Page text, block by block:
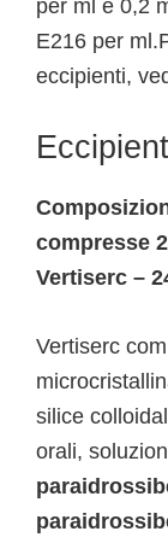
per ml e 0,2
E216 per
eccipienti,
compresse
Vertiserc –
Vertiserc
silice
orali,